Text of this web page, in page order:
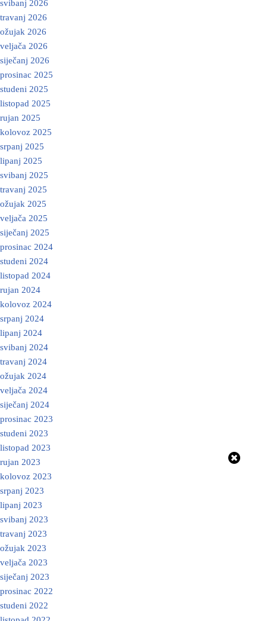
svibanj 2026
travanj 2026
ožujak 2026
veljača 2026
siječanj 2026
prosinac 2025
studeni 2025
listopad 2025
rujan 2025
kolovoz 2025
srpanj 2025
lipanj 2025
svibanj 2025
travanj 2025
ožujak 2025
veljača 2025
siječanj 2025
prosinac 2024
studeni 2024
listopad 2024
rujan 2024
kolovoz 2024
srpanj 2024
lipanj 2024
svibanj 2024
travanj 2024
ožujak 2024
veljača 2024
siječanj 2024
prosinac 2023
studeni 2023
listopad 2023
rujan 2023
kolovoz 2023
srpanj 2023
lipanj 2023
svibanj 2023
travanj 2023
ožujak 2023
veljača 2023
siječanj 2023
prosinac 2022
studeni 2022